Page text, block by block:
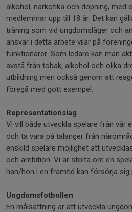
alkohol, narkotika och dopning, med
medlemmar upp till 18 år. Det kan
träning som vid ungdomsläger och
ansvar i detta arbete vilar på
funktionärer. Som ledare kan man
avstå från tobak, alkohol och olika
utbildning men också genom att
föregå med gott exempel.
Representationslag
Vi vill både utveckla spelare från vår
och ta vara på talanger från
enskild spelare möjlighet att
och ambition. Vi är stolta om en
han/hon i en framtid kan försörja sig
Ungdomsfotbollen
En målsättning är att utveckla